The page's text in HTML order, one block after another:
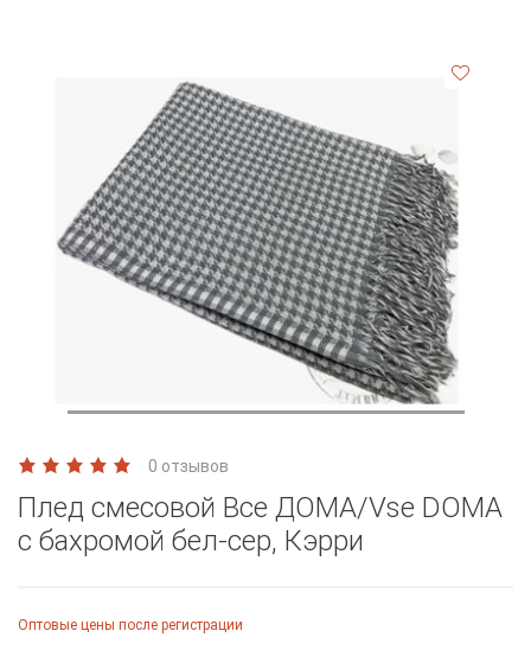
0 отзывов
Плед смесовой Все ДOMA/Vse DOMA
с бахромой бел-сер, Кэрри
Оптовые цены после регистрации